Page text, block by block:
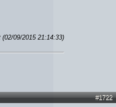
09/2015 21:14:33)
#1722